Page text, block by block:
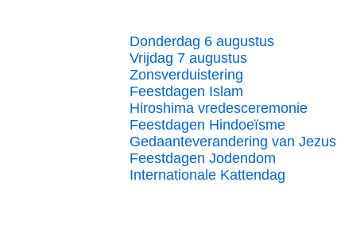
Donderdag 6 augustus
Vrijdag 7 augustus
Zonsverduistering
Feestdagen Islam
Hiroshima vredesceremonie
Feestdagen Hindoeïsme
Gedaanteverandering van Jezus
Feestdagen Jodendom
Internationale Kattendag